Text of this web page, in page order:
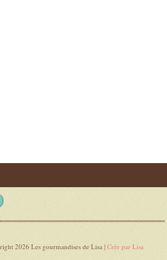
2026 Les gourmandises de Lisa | Crée par Lisa